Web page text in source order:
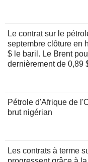
Le contrat sur le
septembre clôture en
$ le baril. Le Brent
dernièrement de 0,89
Pétrole d'Afrique de
brut nigérian
Les contrats à terme